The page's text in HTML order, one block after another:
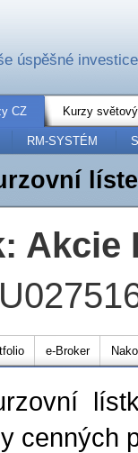
úspěšné investice
CZ Kurzy
RM-SYSTÉM
Akcie
e-Broker
cenných